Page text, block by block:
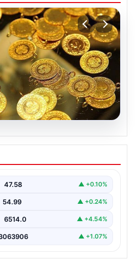
7 Nisan 2026: Altın
kadar oldu?
47.58 ▲ +0.10%
54.99 ▲ +0.24%
6514.0 ▲ +4.54%
▲ +1.07%